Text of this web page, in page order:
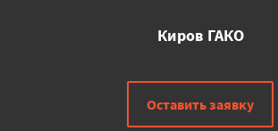
Киров ГАКО
Оставить заявку